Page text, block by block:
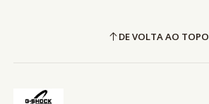
DE VOLTA AO TOPO